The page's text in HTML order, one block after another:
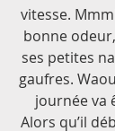
vitesse.
bonne
ses petites
gaufres.
journée va
Alors qu’il